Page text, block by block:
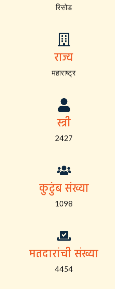
रिसोड
राज्य
महाराष्ट्र
स्त्री
2427
कुटुंब संख्या
1098
मतदारांची संख्या
4454